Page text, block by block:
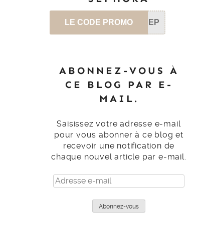
LE CODE PROMO SEP
ABONNEZ-VOUS À
CE BLOG PAR E-
MAIL.
Saisissez votre adresse e-mail
pour vous abonner à ce blog et
recevoir une notification de
chaque nouvel article par e-mail.
Adresse
e-
Abonnez-vous